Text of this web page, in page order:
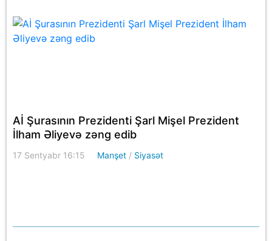
Aİ Şurasının Prezidenti Şarl Mişel Prezident
İlham Əliyevə zəng edib
17 Sentyabr 16:15 Manşet / Siyasət